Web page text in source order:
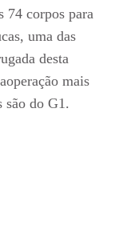
74 corpos para
uma das
desta
mais
são do G1.